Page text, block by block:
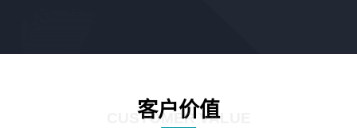
客户价值
CUSTOMER VALUE